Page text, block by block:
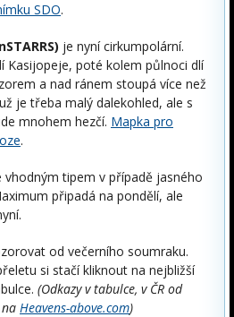
SDO.
je nyní cirkumpolární.
Kasijopeje, poté kolem půlnoci dlí
a nad ránem stoupá více než
je třeba malý dalekohled, ale s
mnohem hezčí. Mapka pro
.
vhodným tipem v případě jasného
připadá na pondělí, ale
od večerního soumraku.
si stačí kliknout na nejbližší
(Odkazy v tabulce, v ČR od
Heavens-above.com)